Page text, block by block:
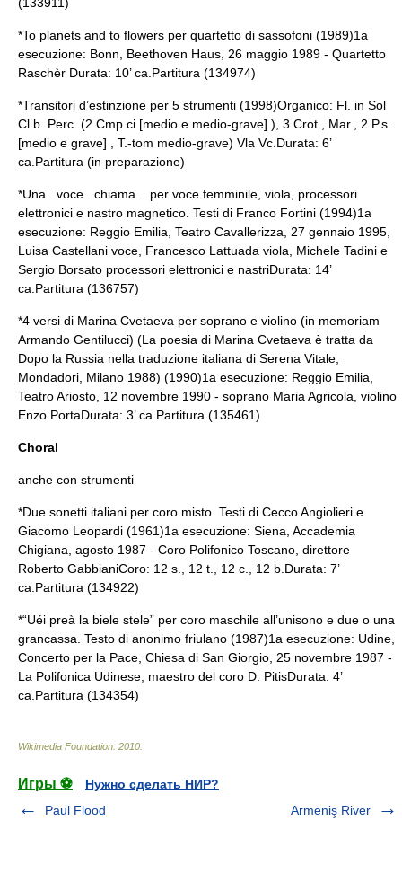
*To planets and to flowers per quartetto di sassofoni (1989)1a
esecuzione: Bonn, Beethoven Haus, 26 maggio 1989 - Quartetto
Raschèr Durata: 10’ ca.Partitura (134974)
*Transitori d’estinzione per 5 strumenti (1998)Organico: Fl. in Sol
Cl.b. Perc. (2 Cmp.ci [medio e medio-grave] ), 3 Crot., Mar., 2 P.s.
[medio e grave] , T.-tom medio-grave) Vla Vc.Durata: 6’
ca.Partitura (in preparazione)
*Una...voce...chiama... per voce femminile, viola, processori
elettronici e nastro magnetico. Testi di Franco Fortini (1994)1a
esecuzione: Reggio Emilia, Teatro Cavallerizza, 27 gennaio 1995,
Luisa Castellani voce, Francesco Lattuada viola, Michele Tadini e
Sergio Borsato processori elettronici e nastriDurata: 14’
ca.Partitura (136757)
*4 versi di Marina Cvetaeva per soprano e violino (in memoriam
Armando Gentilucci) (La poesia di Marina Cvetaeva è tratta da
Dopo la Russia nella traduzione italiana di Serena Vitale,
Mondadori, Milano 1988) (1990)1a esecuzione: Reggio Emilia,
Teatro Ariosto, 12 novembre 1990 - soprano Maria Agricola, violino
Enzo PortaDurata: 3’ ca.Partitura (135461)
Choral
anche con strumenti
*Due sonetti italiani per coro misto. Testi di Cecco Angiolieri e
Giacomo Leopardi (1961)1a esecuzione: Siena, Accademia
Chigiana, agosto 1987 - Coro Polifonico Toscano, direttore
Roberto GabbianiCoro: 12 s., 12 t., 12 c., 12 b.Durata: 7’
ca.Partitura (134922)
*“Uéi preà la biele stele” per coro maschile all’unisono e due o una
grancassa. Testo di anonimo friulano (1987)1a esecuzione: Udine,
Concerto per la Pace, Chiesa di San Giorgio, 25 novembre 1987 -
La Polifonica Udinese, maestro del coro D. PitisDurata: 4’
ca.Partitura (134354)
Wikimedia Foundation 2010
Игры ⚽
Нужно сделать НИР?
Paul Flood
Armeniş River